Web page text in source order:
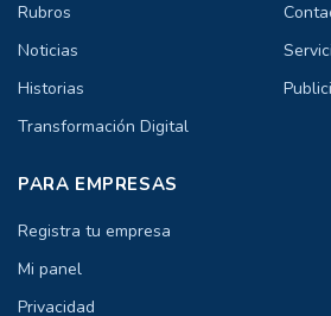
Rubros
Noticias
Historias
Transformación Digital
PARA EMPRESAS
Registra tu empresa
Mi panel
Privacidad